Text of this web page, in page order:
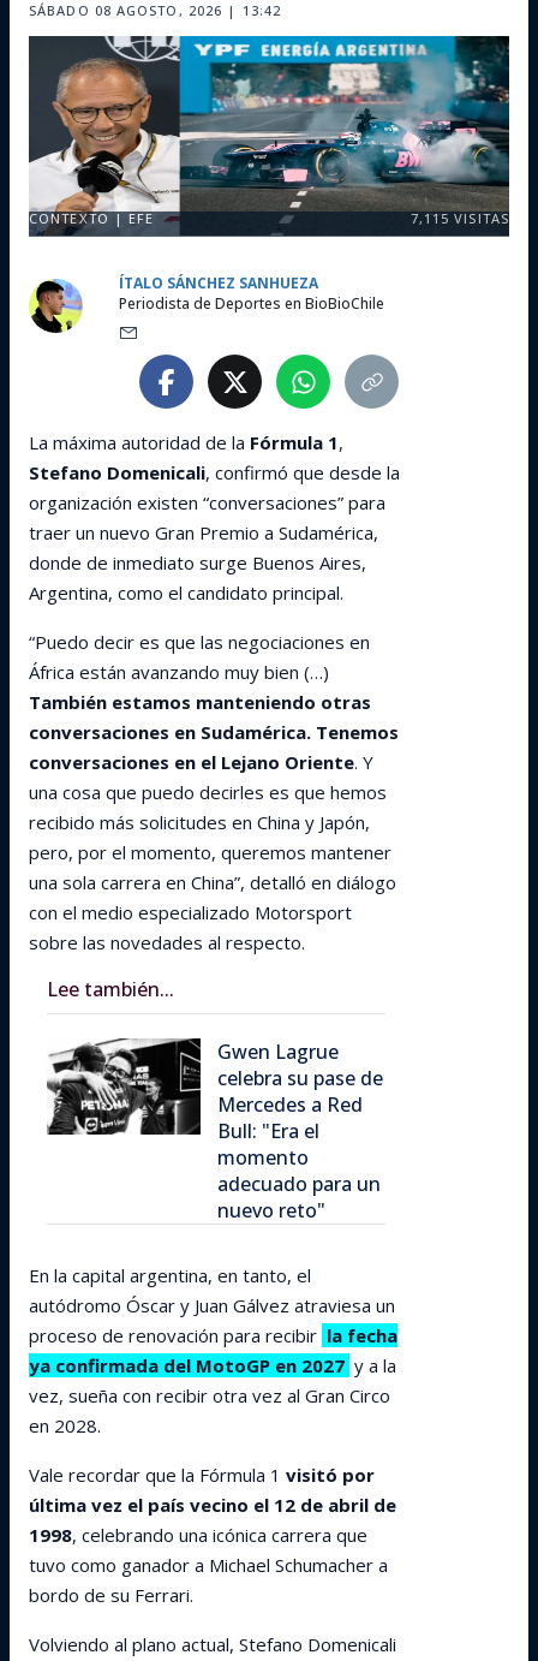
SÁBADO 08 AGOSTO, 2026 | 13:42
CONTEXTO | EFE 7,115 VISITAS
ÍTALO SÁNCHEZ SANHUEZA
Periodista de Deportes en BioBioChile
La máxima autoridad de la Fórmula 1,
Stefano Domenicali, confirmó que desde la
organización existen “conversaciones” para
traer un nuevo Gran Premio a Sudamérica,
donde de inmediato surge Buenos Aires,
Argentina, como el candidato principal.
“Puedo decir es que las negociaciones en
África están avanzando muy bien (…)
También estamos manteniendo otras
conversaciones en Sudamérica. Tenemos
conversaciones en el Lejano Oriente. Y
una cosa que puedo decirles es que hemos
recibido más solicitudes en China y Japón,
pero, por el momento, queremos mantener
una sola carrera en China”, detalló en diálogo
con el medio especializado Motorsport
sobre las novedades al respecto.
Lee también...
Gwen Lagrue
celebra su pase de
Mercedes a Red
Bull: "Era el
momento
adecuado para un
nuevo reto"
En la capital argentina, en tanto, el
autódromo Óscar y Juan Gálvez atraviesa un
proceso de renovación para recibir la fecha
ya confirmada del MotoGP en 2027 y a la
vez, sueña con recibir otra vez al Gran Circo
en 2028.
Vale recordar que la Fórmula 1 visitó por
última vez el país vecino el 12 de abril de
1998, celebrando una icónica carrera que
tuvo como ganador a Michael Schumacher a
bordo de su Ferrari.
Volviendo al plano actual, Stefano Domenicali